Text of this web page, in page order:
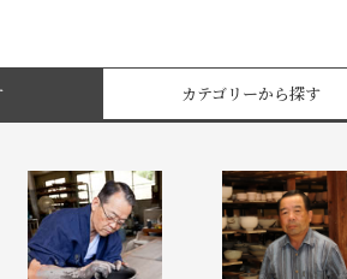
カテゴリーから探す